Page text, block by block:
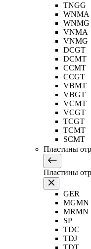
TNGG
WNMA
WNMG
VNMA
VNMG
DCGT
DCMT
CCMT
CCGT
VBMT
VBGT
VCMT
VCGT
TCGT
TCMT
SCMT
Пластины
Пластины
GER
MGMN
MRMN
SP
TDC
TDJ
TDT